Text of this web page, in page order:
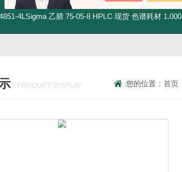
4LSigma 乙腈 75-05-8 HPLC 现货 色谱耗材 1.00030.4008默克 乙腈 75-05-8 HPLC 现货 色谱耗材
/ PRODUCT DISPLAY 您的位置：首页